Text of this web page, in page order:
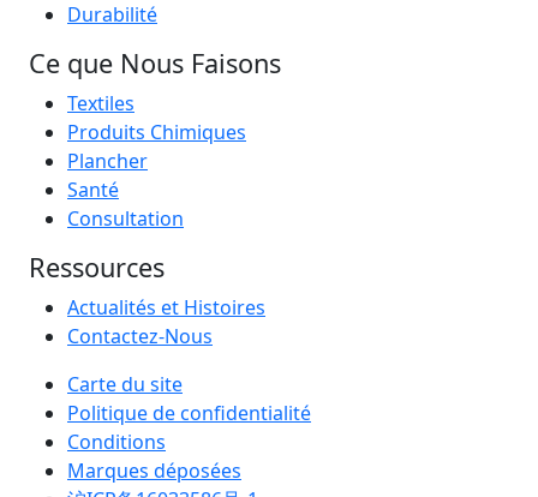
Durabilité
Ce que Nous Faisons
Textiles
Produits Chimiques
Plancher
Santé
Consultation
Ressources
Actualités et Histoires
Contactez-Nous
Carte du site
Politique de confidentialité
Conditions
Marques déposées